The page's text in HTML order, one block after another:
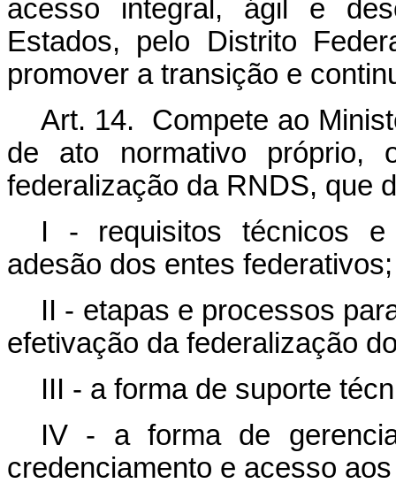
acesso integral, ágil e
Estados, pelo Distrito
promover a transição e
Art. 14. Compete ao
de ato normativo próprio,
federalização da RNDS, que
I - requisitos técnicos e
adesão dos entes federativos;
II - etapas e processos
efetivação da federalização
III - a forma de suporte
IV - a forma de
credenciamento e acesso